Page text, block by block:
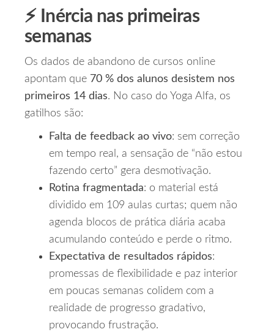
⚡ Inércia nas primeiras
semanas
Os dados de abandono de cursos online
apontam que 70 % dos alunos desistem nos
primeiros 14 dias. No caso do Yoga Alfa, os
gatilhos são:
Falta de feedback ao vivo: sem correção
em tempo real, a sensação de “não estou
fazendo certo” gera desmotivação.
Rotina fragmentada: o material está
dividido em 109 aulas curtas; quem não
agenda blocos de prática diária acaba
acumulando conteúdo e perde o ritmo.
Expectativa de resultados rápidos:
promessas de flexibilidade e paz interior
em poucas semanas colidem com a
realidade de progresso gradativo,
provocando frustração.